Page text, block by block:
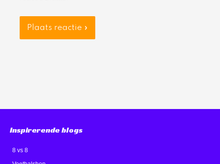
Inspirerende blogs
8 vs 8